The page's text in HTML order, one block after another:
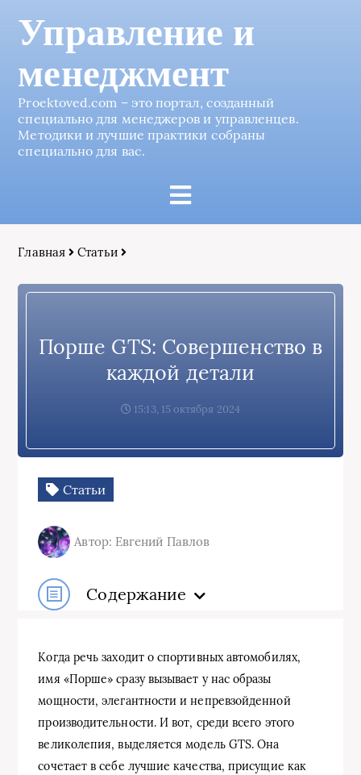
Управление и
менеджмент
Proektoved.com – это портал, созданный
специально для менеджеров и управленцев.
Методики и лучшие практики собраны
специально для вас.
Главная Статьи
Порше GTS: Совершенство в
каждой детали
15:13, 15 октября 2024
Статьи
Автор: Евгений Павлов
Содержание
Когда речь заходит о спортивных автомобилях,
имя «Порше» сразу вызывает у нас образы
мощности, элегантности и непревзойденной
производительности. И вот, среди всего этого
великолепия, выделяется модель GTS. Она
сочетает в себе лучшие качества, присущие как